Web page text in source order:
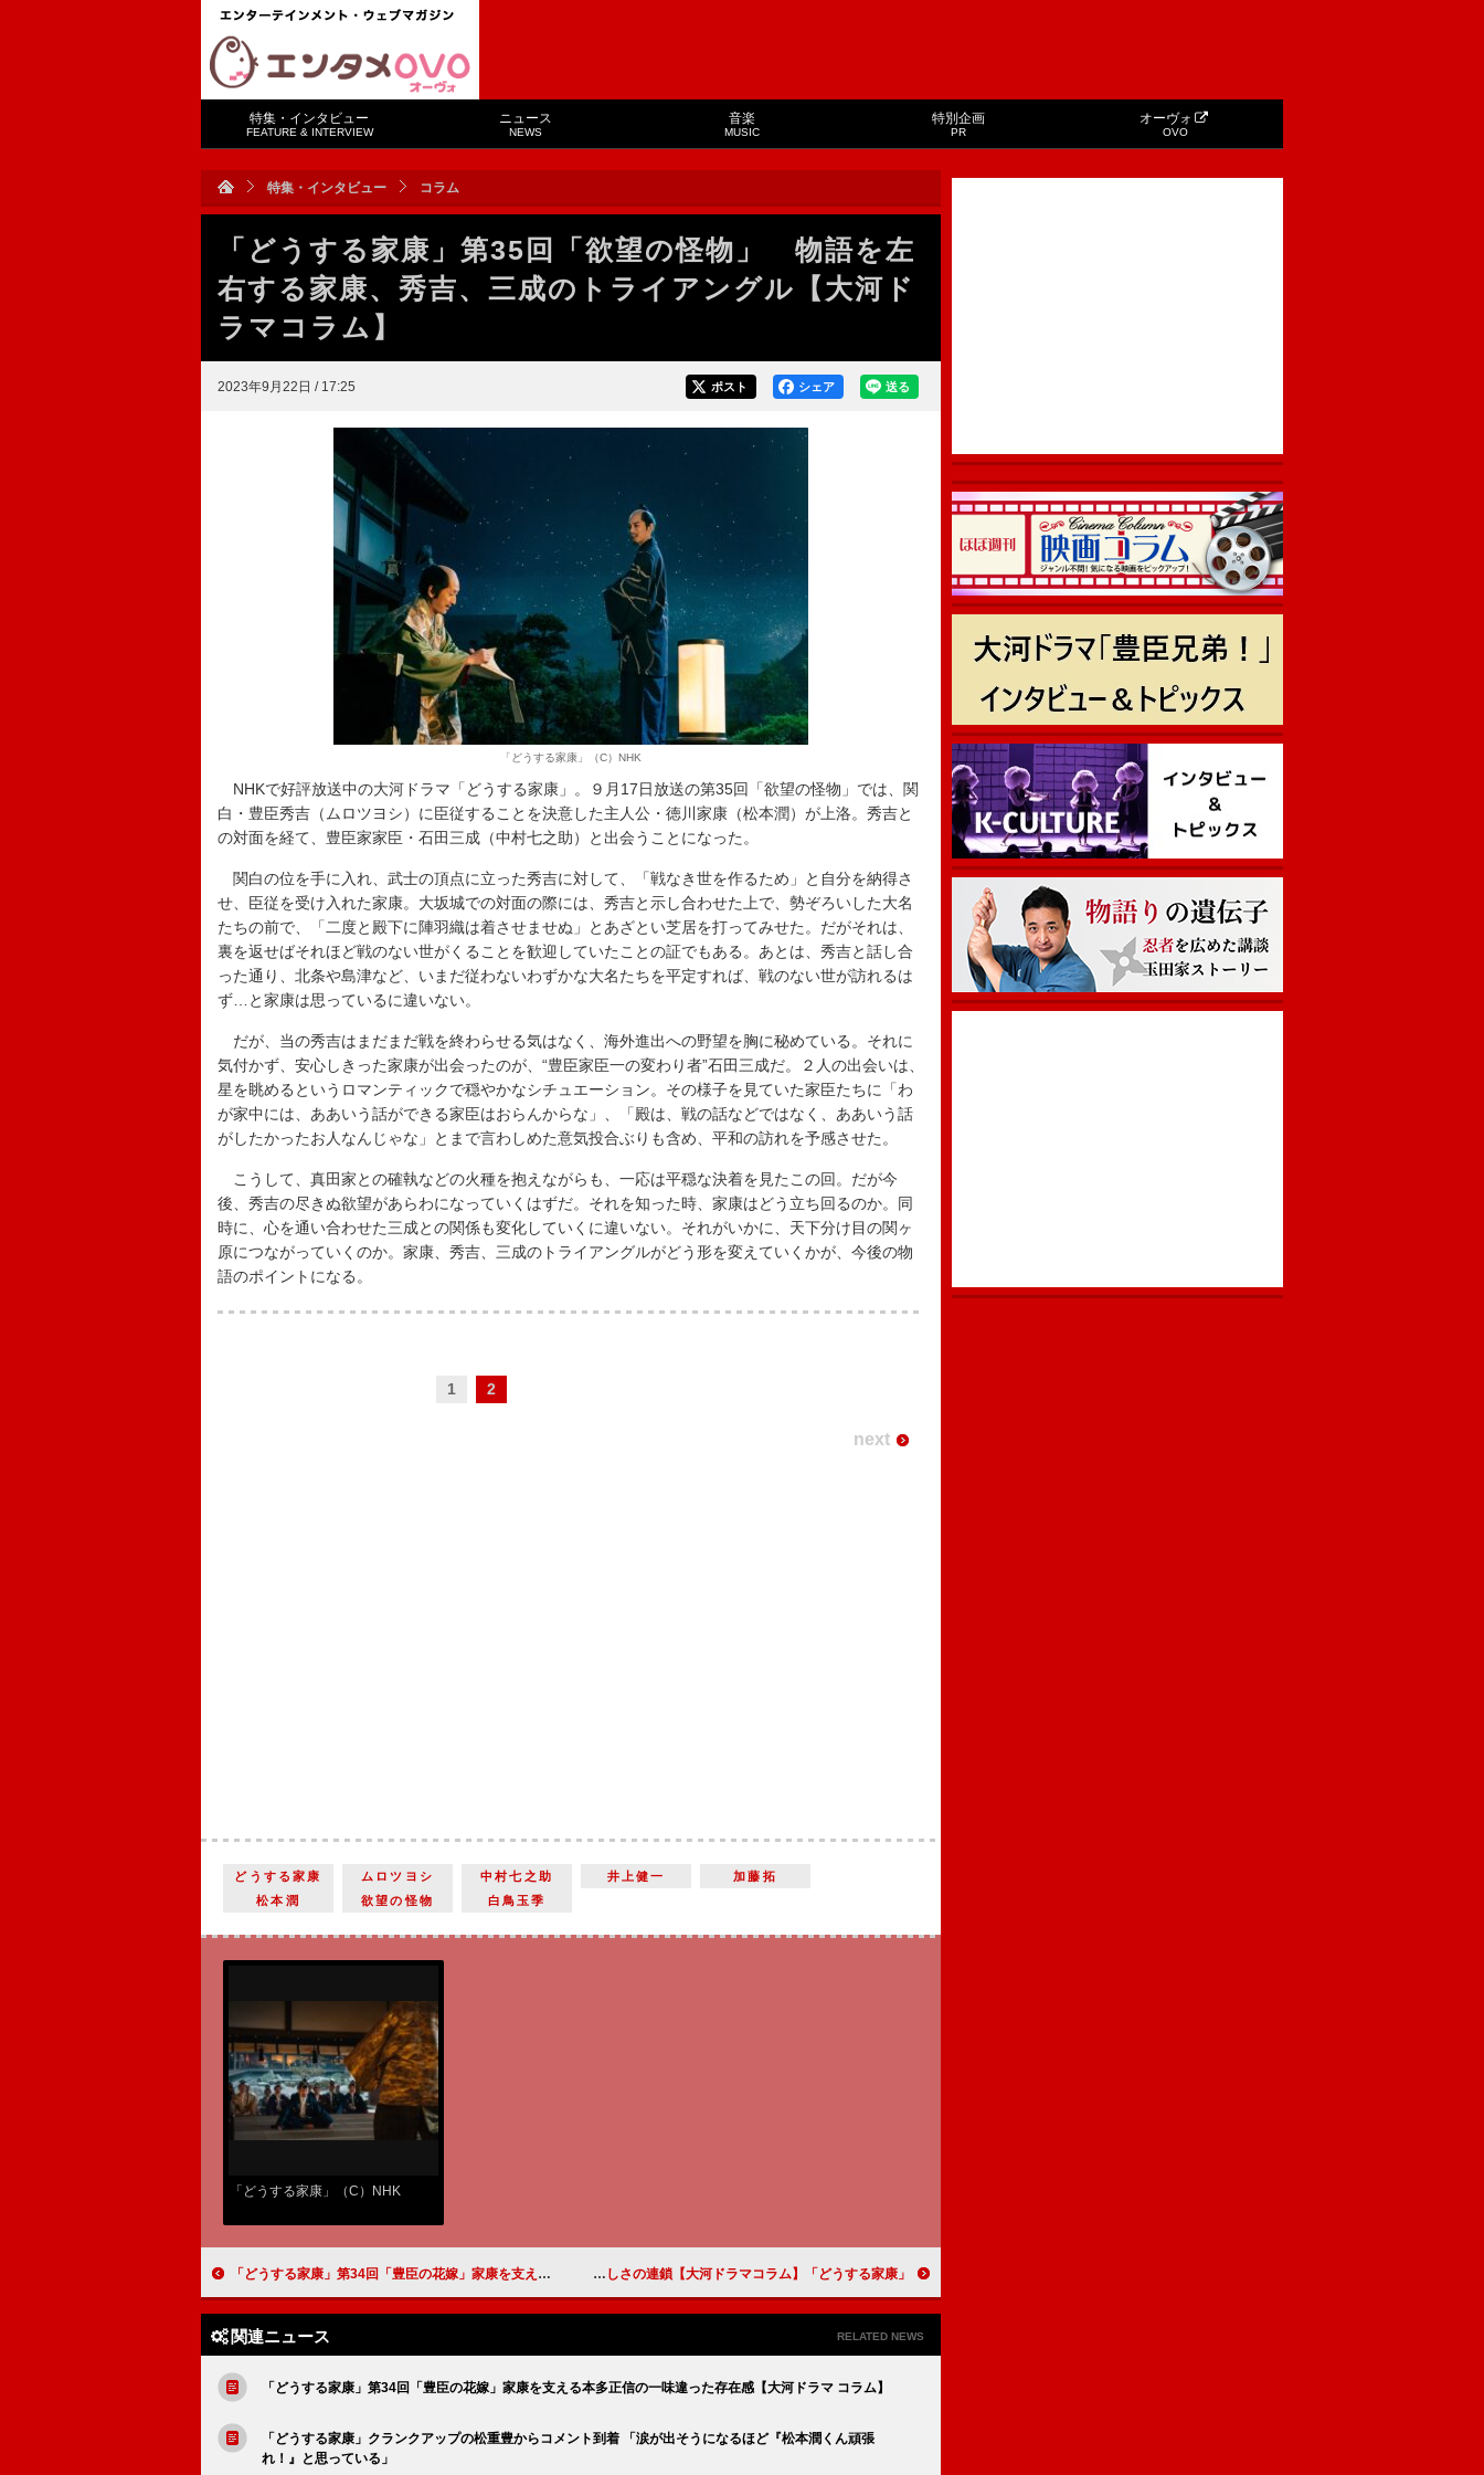
特集・インタビュー
FEATURE & INTERVIEW
ニュース
NEWS
音楽
MUSIC
特別企画
PR
オーヴォ
OVO
特集・インタビュー コラム
「どうする家康」第35回「欲望の怪物」 物語を左
右する家康、秀吉、三成のトライアングル【大河ド
ラマコラム】
2023年9月22日 / 17:25 送る
シェア
ポスト
「どうする家康」（C）NHK
NHKで好評放送中の大河ドラマ「どうする家康」。９月17日放送の第35回「欲望の怪物」では、関
白・豊臣秀吉（ムロツヨシ）に臣従することを決意した主人公・徳川家康（松本潤）が上洛。秀吉と
の対面を経て、豊臣家家臣・石田三成（中村七之助）と出会うことになった。
関白の位を手に入れ、武士の頂点に立った秀吉に対して、「戦なき世を作るため」と自分を納得さ
せ、臣従を受け入れた家康。大坂城での対面の際には、秀吉と示し合わせた上で、勢ぞろいした大名
たちの前で、「二度と殿下に陣羽織は着させませぬ」とあざとい芝居を打ってみせた。だがそれは、
裏を返せばそれほど戦のない世がくることを歓迎していたことの証でもある。あとは、秀吉と話し合
った通り、北条や島津など、いまだ従わないわずかな大名たちを平定すれば、戦のない世が訪れるは
ず…と家康は思っているに違いない。
だが、当の秀吉はまだまだ戦を終わらせる気はなく、海外進出への野望を胸に秘めている。それに
気付かず、安心しきった家康が出会ったのが、“豊臣家臣一の変わり者”石田三成だ。２人の出会いは、
星を眺めるというロマンティックで穏やかなシチュエーション。その様子を見ていた家臣たちに「わ
が家中には、ああいう話ができる家臣はおらんからな」、「殿は、戦の話などではなく、ああいう話
がしたかったお人なんじゃな」とまで言わしめた意気投合ぶりも含め、平和の訪れを予感させた。
こうして、真田家との確執などの火種を抱えながらも、一応は平穏な決着を見たこの回。だが今
後、秀吉の尽きぬ欲望があらわになっていくはずだ。それを知った時、家康はどう立ち回るのか。同
時に、心を通い合わせた三成との関係も変化していくに違いない。それがいかに、天下分け目の関ヶ
原につながっていくのか。家康、秀吉、三成のトライアングルがどう形を変えていくかが、今後の物
語のポイントになる。
1 2
next
どうする家康 ムロツヨシ 中村七之助 井上健一
加藤拓
松本潤
欲望の怪物 白鳥玉季
「どうする家康」（C）NHK
「どうする家康」第34回「豊臣の花嫁」家康を支える本多正信の一味違った存在感【大河ドラマ コラム】 「どうする家康」第36回「於愛日記」 家康の悩みを解決した優しさの連鎖【大河ドラマコラム】
関連ニュース RELATED NEWS
「どうする家康」第34回「豊臣の花嫁」家康を支える本多正信の一味違った存在感【大河ドラマ コラム】
「どうする家康」クランクアップの松重豊からコメント到着 「涙が出そうになるほど『松本潤くん頑張
れ！』と思っている」